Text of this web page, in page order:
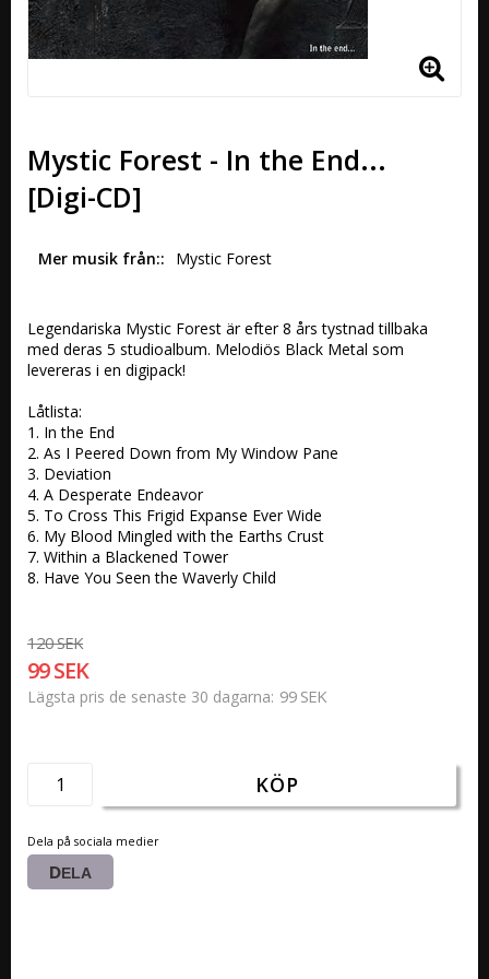
Mystic Forest - In the End...
[Digi-CD]
Mer musik från: Mystic Forest
Legendariska Mystic Forest är efter 8 års tystnad tillbaka
med deras 5 studioalbum. Melodiös Black Metal som
levereras i en digipack!
Låtlista:
1. In the End
2. As I Peered Down from My Window Pane
3. Deviation
4. A Desperate Endeavor
5. To Cross This Frigid Expanse Ever Wide
6. My Blood Mingled with the Earths Crust
7. Within a Blackened Tower
8. Have You Seen the Waverly Child
120 SEK
99 SEK
Lägsta pris de senaste 30 dagarna 99 SEK
KÖP
Dela på sociala medier
DELA